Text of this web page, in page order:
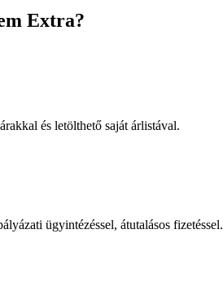
Extra?
és letölthető saját árlistával.
ügyintézéssel, átutalásos fizetéssel.